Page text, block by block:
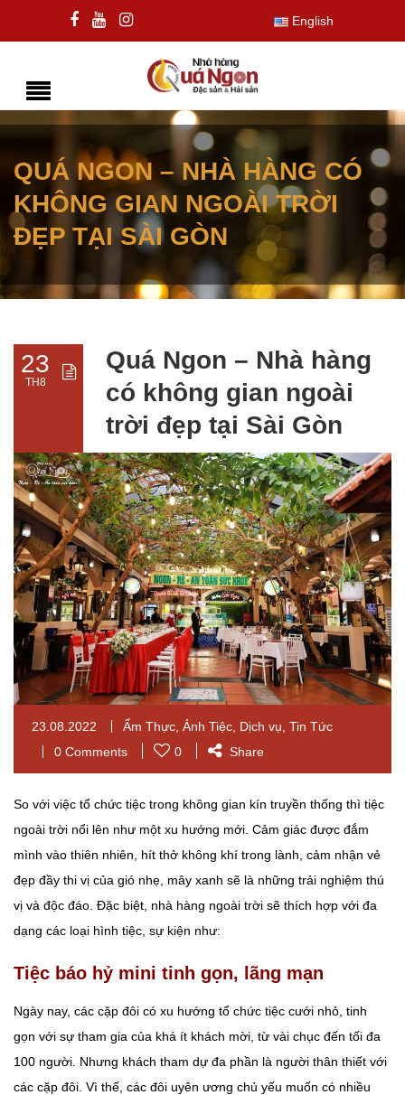
English
QUÁ NGON – NHÀ HÀNG CÓ
KHÔNG GIAN NGOÀI TRỜI
ĐẸP TẠI SÀI GÒN
23
TH8
Quá Ngon – Nhà hàng
có không gian ngoài
trời đẹp tại Sài Gòn
23.08.2022 Ẩm Thực Ảnh Tiệc Dịch vụ Tin Tức
0 Comments
0 Share
So với việc tổ chức tiệc trong không gian kín truyền thống thì tiệc
ngoài trời nổi lên như một xu hướng mới. Cảm giác được đắm
mình vào thiên nhiên, hít thở không khí trong lành, cảm nhận vẻ
đẹp đầy thi vị của gió nhẹ, mây xanh sẽ là những trải nghiệm thú
vị và độc đáo. Đặc biệt, nhà hàng ngoài trời sẽ thích hợp với đa
dạng các loại hình tiệc, sự kiện như:
Tiệc báo hỷ mini tinh gọn, lãng mạn
Ngày nay, các cặp đôi có xu hướng tổ chức tiệc cưới nhỏ, tinh
gọn với sự tham gia của khá ít khách mời, từ vài chục đến tối đa
100 người. Nhưng khách tham dự đa phần là người thân thiết với
các cặp đôi. Vì thế, các đôi uyên ương chủ yếu muốn có nhiều